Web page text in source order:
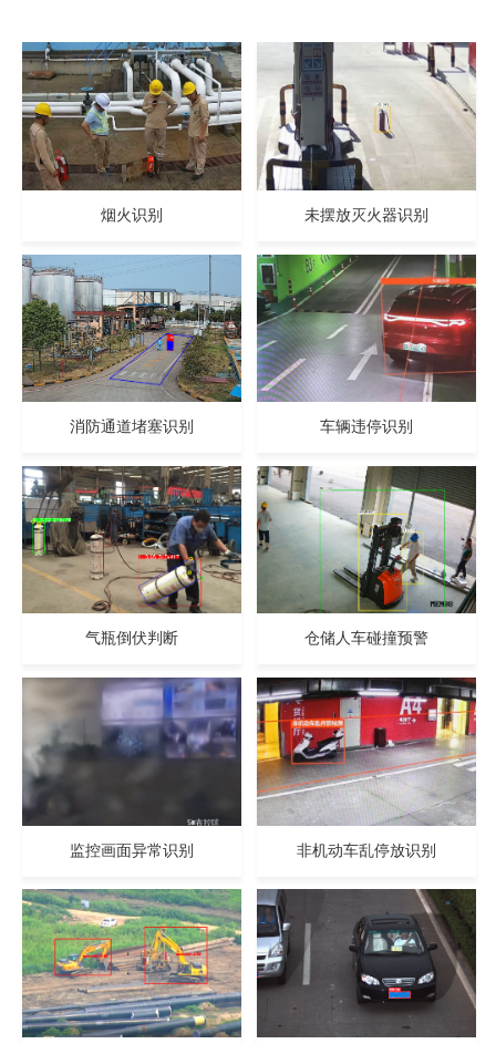
烟火识别 未摆放灭火器识别
消防通道堵塞识别 车辆违停识别
气瓶倒伏判断 仓储人车碰撞预警
监控画面异常识别 非机动车乱停放识别